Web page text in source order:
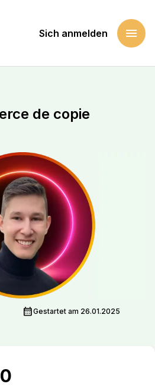
Sich anmelden menu
de copie
calendar_monthGestartet am 26.01.2025